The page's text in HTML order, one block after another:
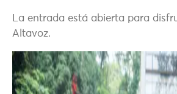
La entrada está abierta para
Altavoz.